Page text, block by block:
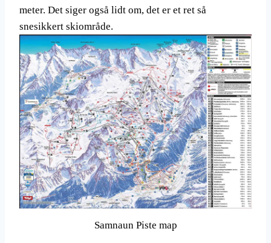
meter. Det siger også lidt om, det er et ret så
snesikkert skiområde.
Samnaun Piste map